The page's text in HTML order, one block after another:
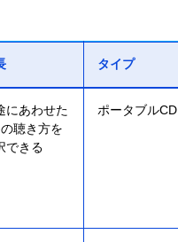
タイプ
にあわせた
聴き方を
できる
ポータブルCD